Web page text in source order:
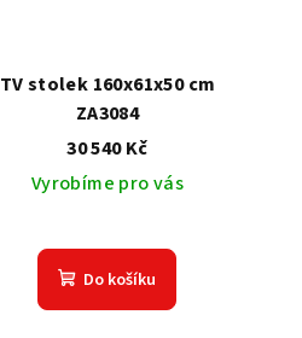
TV stolek 160x61x50 cm
ZA3084
30 540 Kč
Vyrobíme pro vás
Do košíku